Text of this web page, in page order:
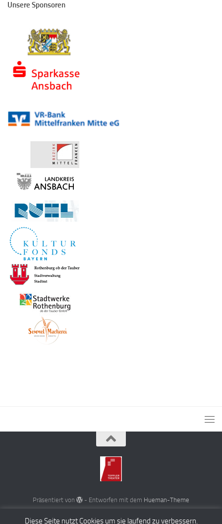
Unsere Sponsoren
Präsentiert von - Entworfen mit dem Hueman-Theme
Diese Seite nutzt Cookies um sie laufend zu verbessern.